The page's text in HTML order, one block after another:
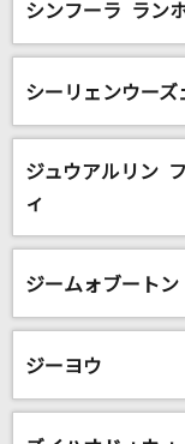
シンフーラ ラン
シーリェンウーズ
ジュウアルリン
ィ
ジームォブートン
ジーヨウ